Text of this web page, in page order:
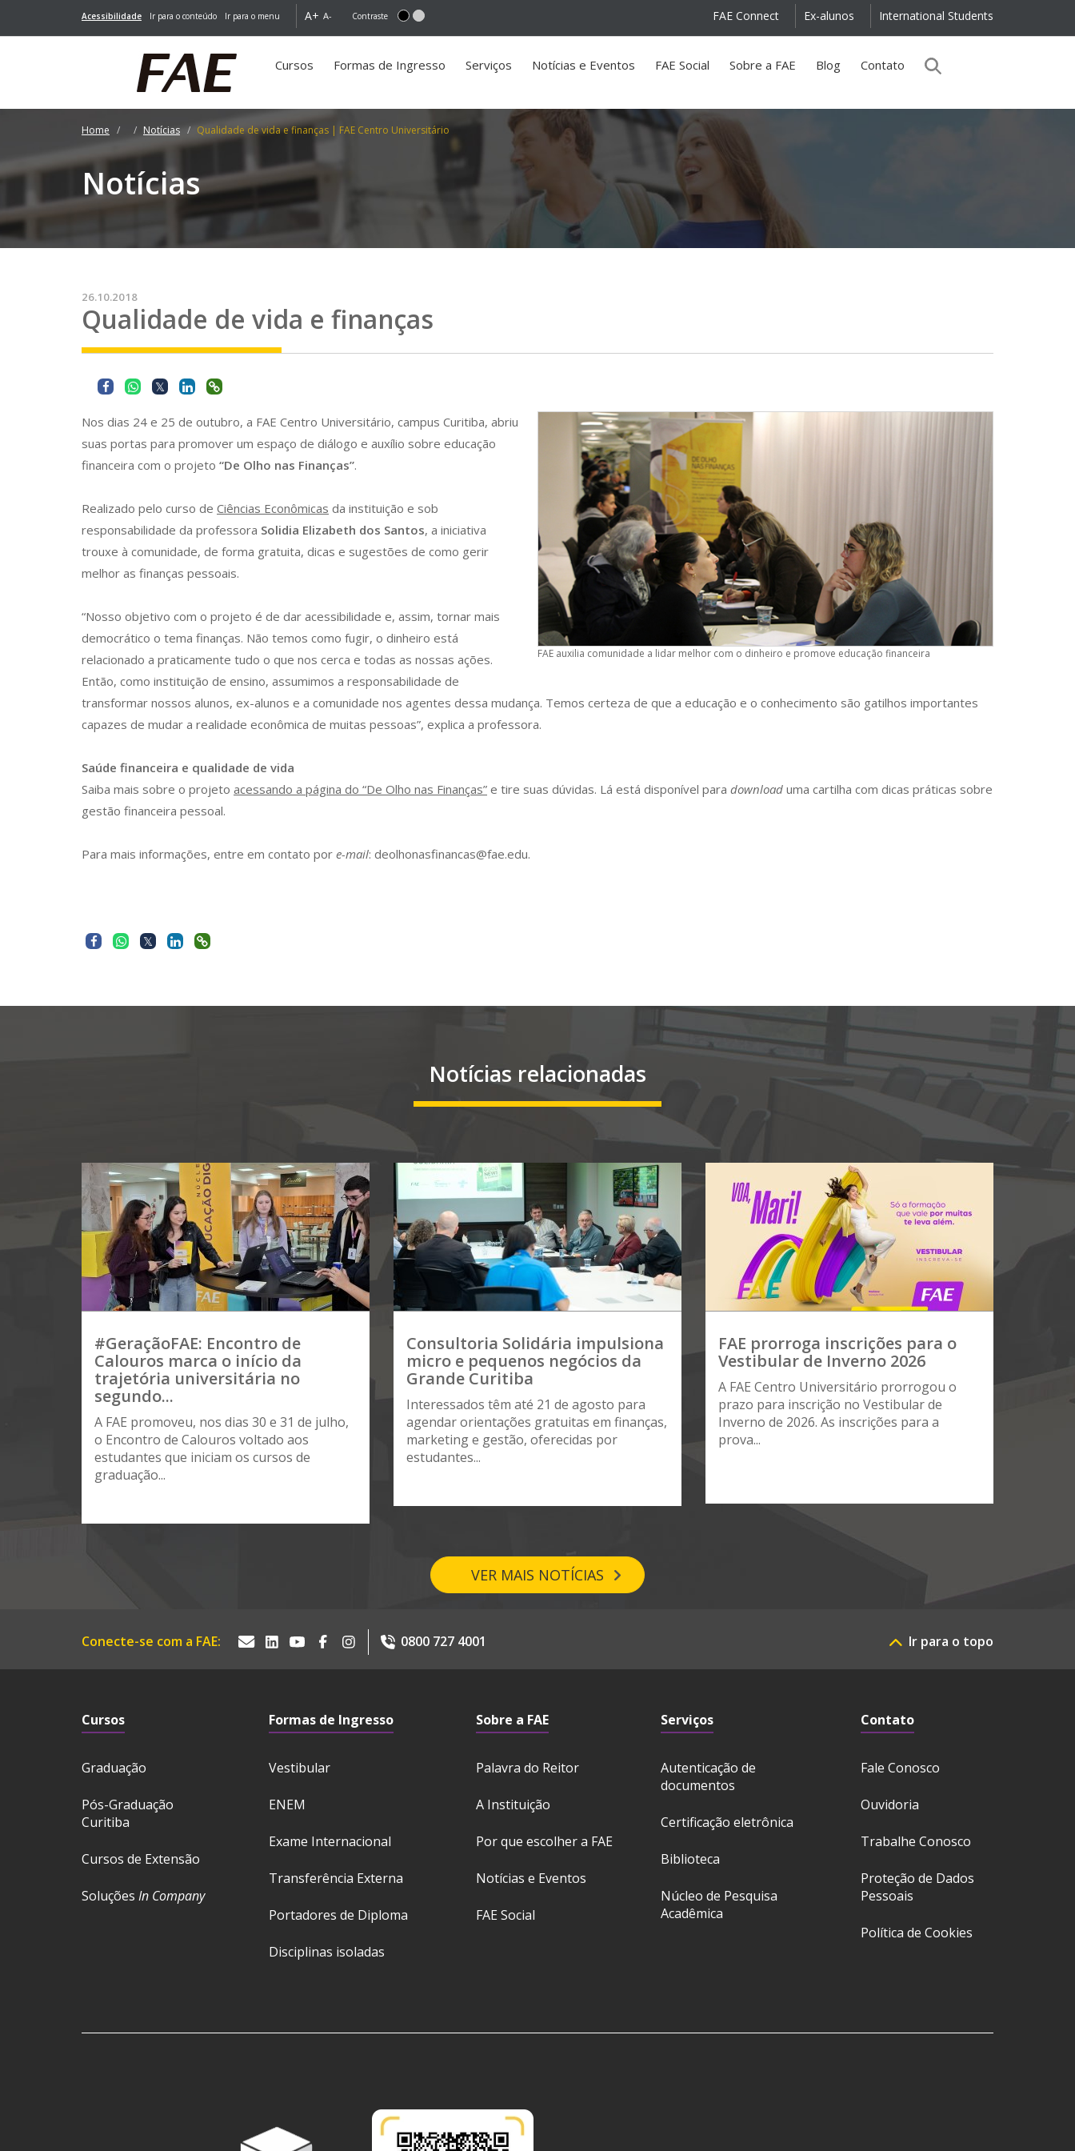
Acessibilidade Ir para o conteúdo Ir para o menu A+ A- Contraste International Students
Ex-alunos
FAE Connect
Cursos Formas de Ingresso Serviços Notícias e Eventos FAE Social Sobre a FAE Blog Contato
Home Notícias Qualidade de vida e finanças | FAE Centro Universitário
Notícias
26.10.2018
Qualidade de vida e finanças
FAE auxilia comunidade a lidar melhor com o dinheiro e promove educação financeira
Nos dias 24 e 25 de outubro, a FAE Centro Universitário, campus Curitiba, abriu
suas portas para promover um espaço de diálogo e auxílio sobre educação
financeira com o projeto “De Olho nas Finanças”.
Realizado pelo curso de Ciências Econômicas da instituição e sob
responsabilidade da professora Solidia Elizabeth dos Santos, a iniciativa
trouxe à comunidade, de forma gratuita, dicas e sugestões de como gerir
melhor as finanças pessoais.
“Nosso objetivo com o projeto é de dar acessibilidade e, assim, tornar mais
democrático o tema finanças. Não temos como fugir, o dinheiro está
relacionado a praticamente tudo o que nos cerca e todas as nossas ações.
Então, como instituição de ensino, assumimos a responsabilidade de
transformar nossos alunos, ex-alunos e a comunidade nos agentes dessa mudança. Temos certeza de que a educação e o conhecimento são gatilhos importantes
capazes de mudar a realidade econômica de muitas pessoas”, explica a professora.
Saúde financeira e qualidade de vida
Saiba mais sobre o projeto acessando a página do “De Olho nas Finanças” e tire suas dúvidas. Lá está disponível para download uma cartilha com dicas práticas sobre
gestão financeira pessoal.
Para mais informações, entre em contato por e-mail: deolhonasfinancas@fae.edu.
Notícias relacionadas
#GeraçãoFAE: Encontro de
Calouros marca o início da
trajetória universitária no
segundo...
A FAE promoveu, nos dias 30 e 31 de julho,
o Encontro de Calouros voltado aos
estudantes que iniciam os cursos de
graduação...
Consultoria Solidária impulsiona
micro e pequenos negócios da
Grande Curitiba
Interessados têm até 21 de agosto para
agendar orientações gratuitas em finanças,
marketing e gestão, oferecidas por
estudantes...
FAE prorroga inscrições para o
Vestibular de Inverno 2026
A FAE Centro Universitário prorrogou o
prazo para inscrição no Vestibular de
Inverno de 2026. As inscrições para a
prova...
VER MAIS NOTÍCIAS
Conecte-se com a FAE: 0800 727 4001 Ir para o topo
Cursos
Graduação
Pós-Graduação
Curitiba
Cursos de Extensão
Soluções In Company
Formas de Ingresso
Vestibular
ENEM
Exame Internacional
Transferência Externa
Portadores de Diploma
Disciplinas isoladas
Sobre a FAE
Palavra do Reitor
A Instituição
Por que escolher a FAE
Notícias e Eventos
FAE Social
Serviços
Autenticação de
documentos
Certificação eletrônica
Biblioteca
Núcleo de Pesquisa
Acadêmica
Contato
Fale Conosco
Ouvidoria
Trabalhe Conosco
Proteção de Dados
Pessoais
Política de Cookies